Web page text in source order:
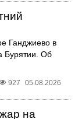
Ганджиево в
Бурятии. Об
927 05.08.2026
на